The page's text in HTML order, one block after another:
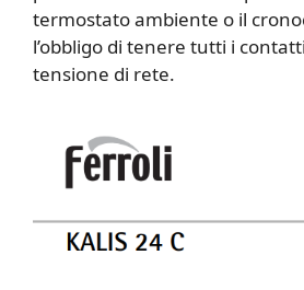
termostato ambiente o il
l’obbligo di tenere tutti i
tensione di rete.